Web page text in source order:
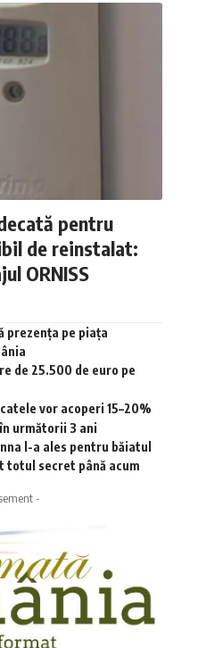
pentru
de reinstalat:
ORNISS
prezența pe piața
de 25.500 de euro pe
vor acoperi 15–20%
următorii 3 ani
l-a ales pentru băiatul
totul secret până acum
-